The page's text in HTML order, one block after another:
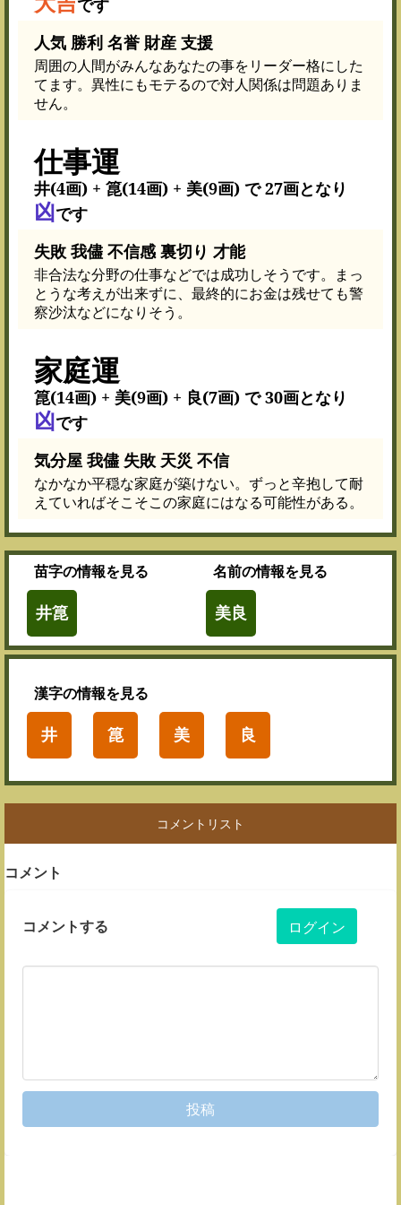
人気 勝利 名誉 財産 支援
周囲の人間がみんなあなたの事をリーダー格にした
てます。異性にもモテるので対人関係は問題ありま
せん。
仕事運
井(4画) + 箟(14画) + 美(9画) で 27画となり
凶です
失敗 我儘 不信感 裏切り 才能
非合法な分野の仕事などでは成功しそうです。まっ
とうな考えが出来ずに、最終的にお金は残せても警
察沙汰などになりそう。
家庭運
箟(14画) + 美(9画) + 良(7画) で 30画となり
凶です
気分屋 我儘 失敗 天災 不信
なかなか平穏な家庭が築けない。ずっと辛抱して耐
えていればそこそこの家庭にはなる可能性がある。
苗字の情報を見る
井箟
名前の情報を見る
美良
漢字の情報を見る
井 箟 美 良
コメントリスト
コメント
コメントする ログイン
投稿